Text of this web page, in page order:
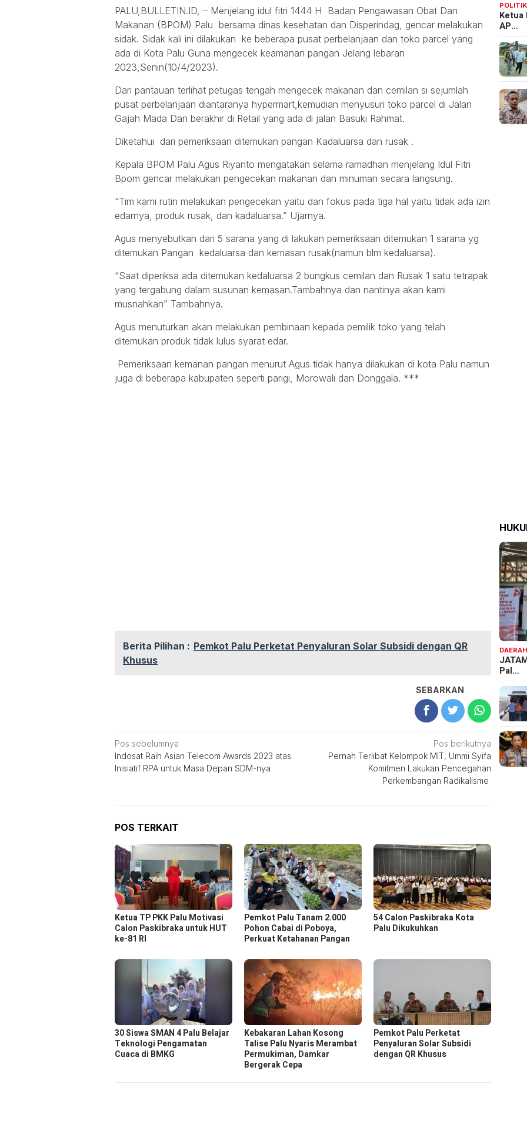
PALU,BULLETIN.ID, – Menjelang idul fitri 1444 H Badan Pengawasan Obat Dan
Makanan (BPOM) Palu bersama dinas kesehatan dan Disperindag, gencar melakukan
sidak. Sidak kali ini dilakukan ke beberapa pusat perbelanjaan dan toko parcel yang
ada di Kota Palu Guna mengecek keamanan pangan Jelang lebaran
2023,Senin(10/4/2023).
Dari pantauan terlihat petugas tengah mengecek makanan dan cemilan si sejumlah
pusat perbelanjaan diantaranya hypermart,kemudian menyusuri toko parcel di Jalan
Gajah Mada Dan berakhir di Retail yang ada di jalan Basuki Rahmat.
Diketahui dari pemeriksaan ditemukan pangan Kadaluarsa dan rusak .
Kepala BPOM Palu Agus Riyanto mengatakan selama ramadhan menjelang Idul Fitri
Bpom gencar melakukan pengecekan makanan dan minuman secara langsung.
“Tim kami rutin melakukan pengecekan yaitu dan fokus pada tiga hal yaitu tidak ada izin
edarnya, produk rusak, dan kadaluarsa.” Ujarnya.
Agus menyebutkan dari 5 sarana yang di lakukan pemeriksaan ditemukan 1 sarana yg
ditemukan Pangan kedaluarsa dan kemasan rusak(namun blm kedaluarsa).
“Saat diperiksa ada ditemukan kedaluarsa 2 bungkus cemilan dan Rusak 1 satu tetrapak
yang tergabung dalam susunan kemasan.Tambahnya dan nantinya akan kami
musnahkan” Tambahnya.
Agus menuturkan akan melakukan pembinaan kepada pemilik toko yang telah
ditemukan produk tidak lulus syarat edar.
Pemeriksaan kemanan pangan menurut Agus tidak hanya dilakukan di kota Palu namun
juga di beberapa kabupaten seperti parigi, Morowali dan Donggala. ***
Berita Pilihan : Pemkot Palu Perketat Penyaluran Solar Subsidi dengan QR
Khusus
SEBARKAN
Navigasi
pos
Pos sebelumnya
Indosat Raih Asian Telecom Awards 2023 atas
Inisiatif RPA untuk Masa Depan SDM-nya
Pos berikutnya
Pernah Terlibat Kelompok MIT, Ummi Syifa
Komitmen Lakukan Pencegahan
Perkembangan Radikalisme
POS TERKAIT
Ketua TP PKK Palu Motivasi
Calon Paskibraka untuk HUT
ke-81 RI
Pemkot Palu Tanam 2.000
Pohon Cabai di Poboya,
Perkuat Ketahanan Pangan
54 Calon Paskibraka Kota
Palu Dikukuhkan
30 Siswa SMAN 4 Palu Belajar
Teknologi Pengamatan
Cuaca di BMKG
Kebakaran Lahan Kosong
Talise Palu Nyaris Merambat
Permukiman, Damkar
Bergerak Cepa
Pemkot Palu Perketat
Penyaluran Solar Subsidi
dengan QR Khusus
POLITIK
Ketua
AP…
DAERAH
Pal…